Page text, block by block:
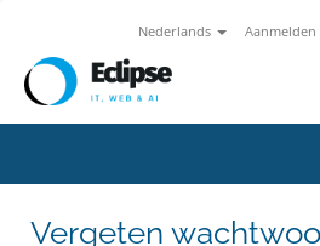
Nederlands Aanmelden
Vergeten